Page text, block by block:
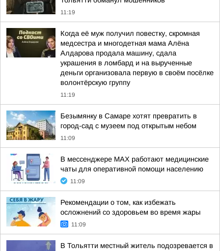
11:19
Когда её муж получил повестку, скромная
медсестра и многодетная мама Алёна
Алдарова продала машину, сдала
украшения в ломбард и на вырученные
деньги организовала первую в своём посёлке
волонтёрскую группу
11:19
Безымянку в Самаре хотят превратить в
город-сад с музеем под открытым небом
11:09
В мессенджере МАХ работают медицинские
чаты для оперативной помощи населению
11:09
Рекомендации о том, как избежать
осложнений со здоровьем во время жары
11:09
В Тольятти местный житель подозревается в